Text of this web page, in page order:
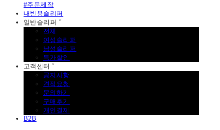
#주문제작
내빈용슬리퍼
일반슬리퍼 ˇ
전체
여성슬리퍼
남성슬리퍼
특가할인
고객센터 ˇ
공지사항
견적요청
문의하기
구매후기
개인결제
B2B